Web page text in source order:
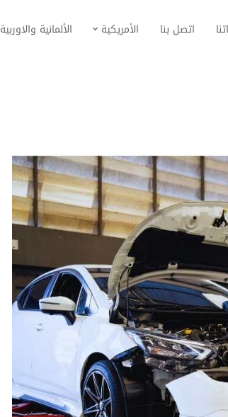
اتصل بنا الأمريكية الألمانية والاوربية